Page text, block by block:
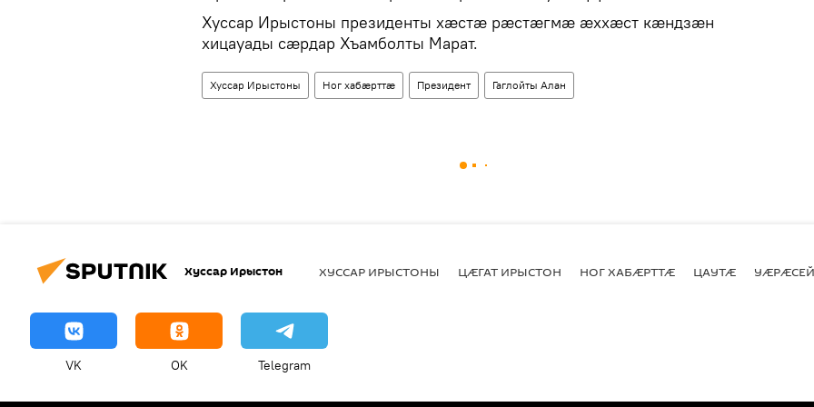
Хуссар Ирыстоны президенты хæстæ рæстæгмæ æххæст кæндзæн
хицауады сæрдар Хъамболты Марат.
Хуссар Ирыстоны Ног хабӕрттӕ Президент Гаглойты Алан
Хуссар Ирыстон ХУССАР ИРЫСТОНЫ ЦӔГАТ ИРЫСТОН НОГ ХАБӔРТТӔ ЦАУТӔ
VK OK Telegram